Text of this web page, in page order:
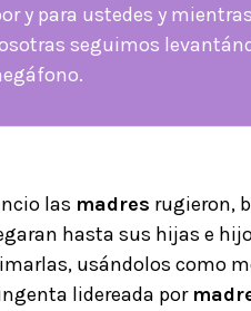
y para ustedes y
seguimos
las madres rugieron,
hasta sus hijas e
usándolos como
lidereada por